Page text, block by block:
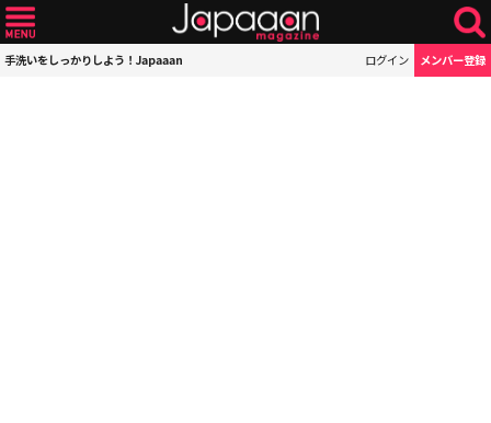
手洗いをしっかりしよう！Japaaan ログイン メンバー登録